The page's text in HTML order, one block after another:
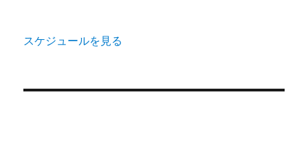
スケジュールを見る